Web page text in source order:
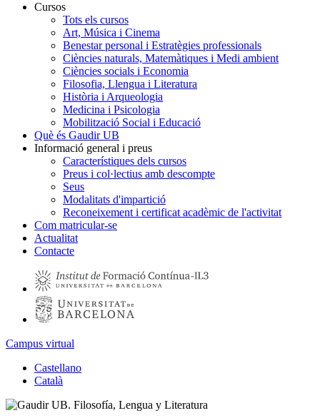
Navegación
principal
Gaudir
Cursos
Tots els cursos
Art, Música i Cinema
Benestar personal i Estratègies professionals
Ciències naturals, Matemàtiques i Medi ambient
Ciències socials i Economia
Filosofia, Llengua i Literatura
Història i Arqueologia
Medicina i Psicologia
Mobilització Social i Educació
Què és Gaudir UB
Informació general i preus
Característiques dels cursos
Preus i col·lectius amb descompte
Seus
Modalitats d'impartició
Reconeixement i certificat acadèmic de l'activitat
Com matricular-se
Actualitat
Contacte
Campus virtual
Castellano
Català